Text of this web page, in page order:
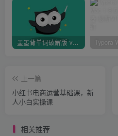
墨墨背单词破解版 v4.1.10 — 登录与发音功能全解锁
上一篇
小红书电商运营基础课，新
人小白实操课
相关推荐